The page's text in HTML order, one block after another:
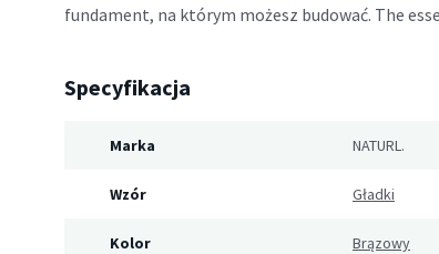
fundament, na którym możesz budować. The
Specyfikacja
Marka NATURL.
Wzór Gładki
Kolor Brązowy